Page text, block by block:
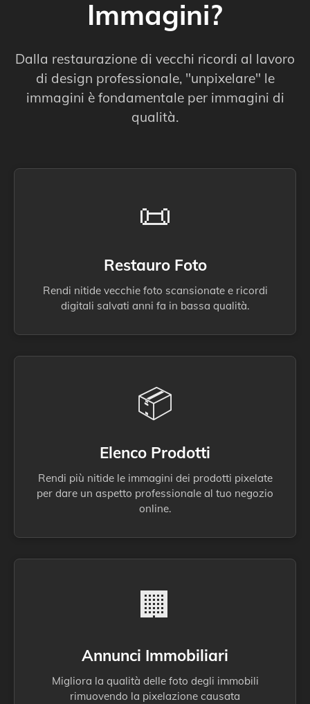
Immagini?
Dalla restaurazione di vecchi ricordi al lavoro
di design professionale, "unpixelare" le
immagini è fondamentale per immagini di
qualità.
📜
Restauro Foto
Rendi nitide vecchie foto scansionate e ricordi
digitali salvati anni fa in bassa qualità.
📦
Elenco Prodotti
Rendi più nitide le immagini dei prodotti pixelate
per dare un aspetto professionale al tuo negozio
online.
🏢
Annunci Immobiliari
Migliora la qualità delle foto degli immobili
rimuovendo la pixelazione causata